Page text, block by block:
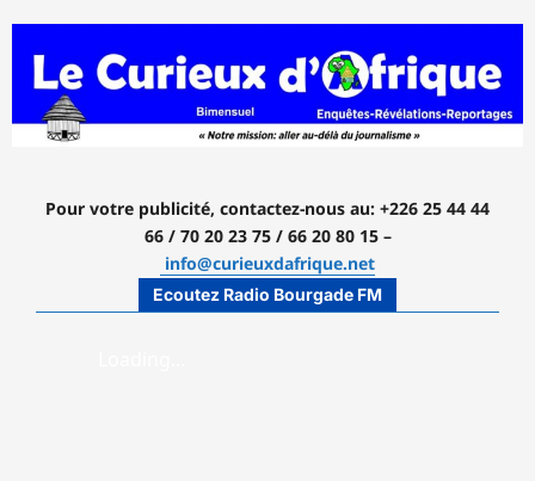
contenu
Pour votre publicité, contactez-nous au: +226 25 44 44
66 / 70 20 23 75 / 66 20 80 15 –
info@curieuxdafrique.net
Ecoutez Radio Bourgade FM